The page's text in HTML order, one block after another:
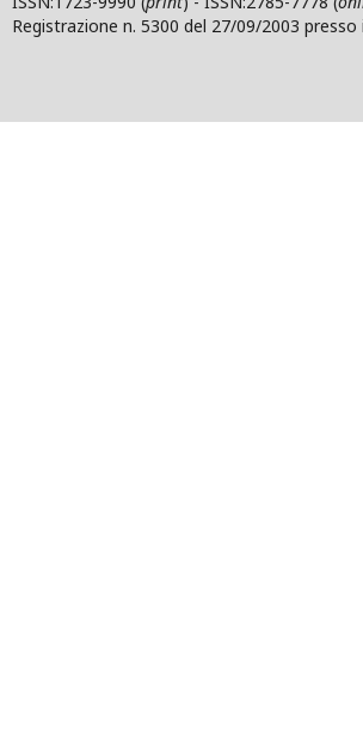
Registrazione n. 5300 del 27/09/2003 presso